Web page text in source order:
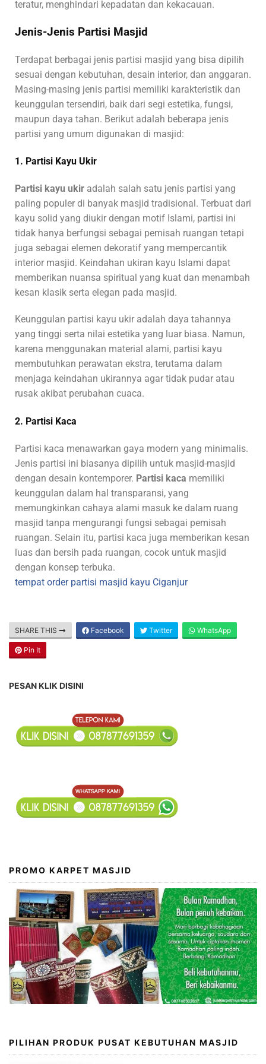
teratur, menghindari kepadatan dan kekacauan.
Jenis-Jenis Partisi Masjid
Terdapat berbagai jenis partisi masjid yang bisa dipilih
sesuai dengan kebutuhan, desain interior, dan anggaran.
Masing-masing jenis partisi memiliki karakteristik dan
keunggulan tersendiri, baik dari segi estetika, fungsi,
maupun daya tahan. Berikut adalah beberapa jenis
partisi yang umum digunakan di masjid:
1. Partisi Kayu Ukir
Partisi kayu ukir adalah salah satu jenis partisi yang
paling populer di banyak masjid tradisional. Terbuat dari
kayu solid yang diukir dengan motif Islami, partisi ini
tidak hanya berfungsi sebagai pemisah ruangan tetapi
juga sebagai elemen dekoratif yang mempercantik
interior masjid. Keindahan ukiran kayu Islami dapat
memberikan nuansa spiritual yang kuat dan menambah
kesan klasik serta elegan pada masjid.
Keunggulan partisi kayu ukir adalah daya tahannya
yang tinggi serta nilai estetika yang luar biasa. Namun,
karena menggunakan material alami, partisi kayu
membutuhkan perawatan ekstra, terutama dalam
menjaga keindahan ukirannya agar tidak pudar atau
rusak akibat perubahan cuaca.
2. Partisi Kaca
Partisi kaca menawarkan gaya modern yang minimalis.
Jenis partisi ini biasanya dipilih untuk masjid-masjid
dengan desain kontemporer. Partisi kaca memiliki
keunggulan dalam hal transparansi, yang
memungkinkan cahaya alami masuk ke dalam ruang
masjid tanpa mengurangi fungsi sebagai pemisah
ruangan. Selain itu, partisi kaca juga memberikan kesan
luas dan bersih pada ruangan, cocok untuk masjid
dengan konsep terbuka.
tempat order partisi masjid kayu Ciganjur
SHARE THIS Facebook Twitter WhatsApp
Pin It
PESAN KLIK DISINI
PROMO KARPET MASJID
PILIHAN PRODUK PUSAT KEBUTUHAN MASJID